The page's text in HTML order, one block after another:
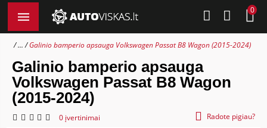
0
... Galinio bamperio apsauga Volkswagen Passat B8 Wagon (2015-2024)
Galinio bamperio apsauga
Volkswagen Passat B8 Wagon
(2015-2024)
0 įvertinimai Radote pigiau?